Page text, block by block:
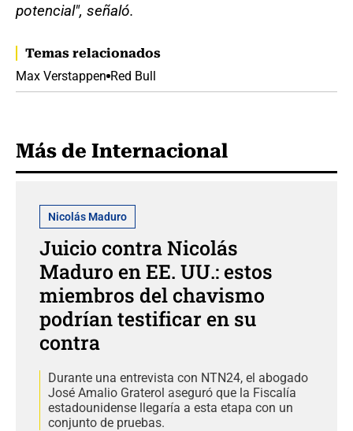
potencial", señaló.
Temas relacionados
Max Verstappen Red Bull
Más de Internacional
Nicolás Maduro
Juicio contra Nicolás
Maduro en EE. UU.: estos
miembros del chavismo
podrían testificar en su
contra
Durante una entrevista con NTN24, el abogado
José Amalio Graterol aseguró que la Fiscalía
estadounidense llegaría a esta etapa con un
conjunto de pruebas.